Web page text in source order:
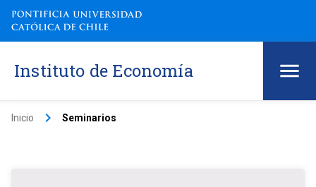
Instituto de Economía
Inicio keyboard_arrow_right Seminarios